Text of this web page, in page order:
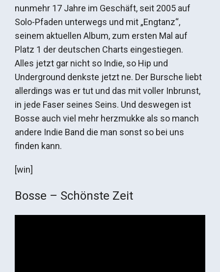
nunmehr 17 Jahre im Geschäft, seit 2005 auf
Solo-Pfaden unterwegs und mit „Engtanz“,
seinem aktuellen Album, zum ersten Mal auf
Platz 1 der deutschen Charts eingestiegen.
Alles jetzt gar nicht so Indie, so Hip und
Underground denkste jetzt ne. Der Bursche liebt
allerdings was er tut und das mit voller Inbrunst,
in jede Faser seines Seins. Und deswegen ist
Bosse auch viel mehr herzmukke als so manch
andere Indie Band die man sonst so bei uns
finden kann.
[win]
Bosse – Schönste Zeit